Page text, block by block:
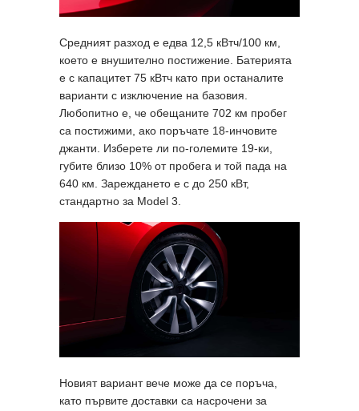
Средният разход е едва 12,5 кВтч/100 км,
което е внушително постижение. Батерията
е с капацитет 75 кВтч като при останалите
варианти с изключение на базовия.
Любопитно е, че обещаните 702 км пробег
са постижими, ако поръчате 18-инчовите
джанти. Изберете ли по-големите 19-ки,
губите близо 10% от пробега и той пада на
640 км. Зареждането е с до 250 кВт,
стандартно за Model 3.
Новият вариант вече може да се поръча,
като първите доставки са насрочени за